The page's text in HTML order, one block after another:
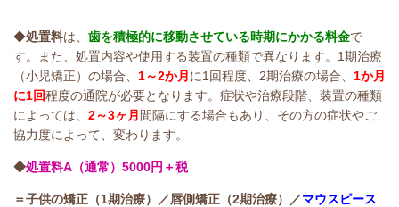
◆処置料は、 歯を積極的に移動させている時期にかかる料金で
す。また、処置内容や使用する装置の種類で異なります。1期治療
（小児矯正）の場合、 1～2か月 に1回程度、2期治療の場合、 1か月
に1回程度の通院が必要となります。症状や治療段階、装置の種類
によっては、 2～3ヶ月 間隔にする場合もあり、その方の症状やご
協力度によって、変わります。
◆処置料A（通常）5000円＋税
＝子供の矯正（1期治療）／唇側矯正（2期治療）／マウスピース